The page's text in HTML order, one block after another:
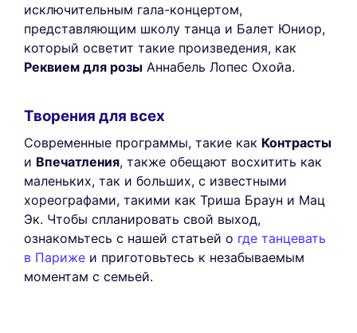
исключительным гала-концертом,
представляющим школу танца и Балет Юниор,
который осветит такие произведения, как
Реквием для розы Аннабель Лопес Охойа.
Творения для всех
Современные программы, такие как Контрасты
и Впечатления, также обещают восхитить как
маленьких, так и больших, с известными
хореографами, такими как Триша Браун и Мац
Эк. Чтобы спланировать свой выход,
ознакомьтесь с нашей статьей о где танцевать
в Париже и приготовьтесь к незабываемым
моментам с семьей.